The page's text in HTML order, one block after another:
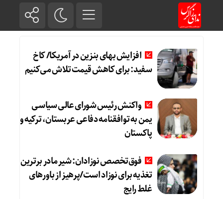
افزایش بهای بنزین در آمریکا/ کاخ
سفید: برای کاهش قیمت تلاش می‌کنیم
واکنش رئیس شورای عالی سیاسی
یمن به توافقنامه دفاعی عربستان، ترکیه و
پاکستان
فوق‌تخصص نوزادان: شیر مادر برترین
تغذیه برای نوزاد است/پرهیز از باورهای
غلط رایج